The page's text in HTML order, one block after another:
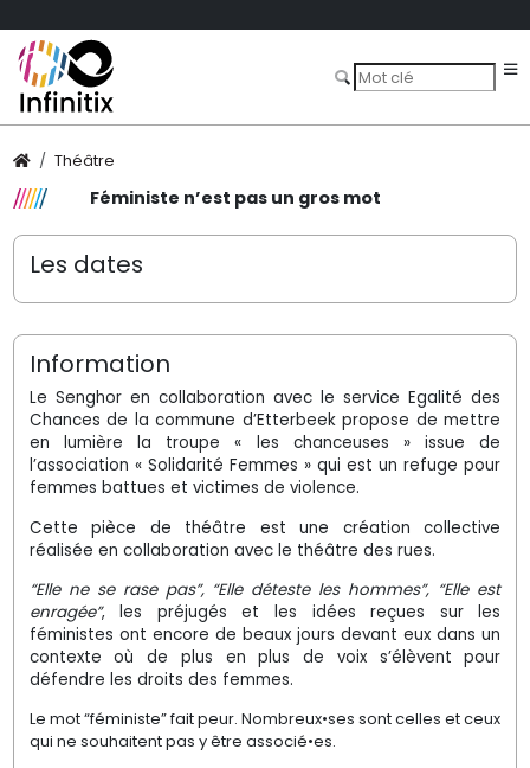
Théâtre
Féministe n’est pas un gros mot
Les dates
Information
Le Senghor en collaboration avec le service Egalité des
Chances de la commune d’Etterbeek propose de mettre
en lumière la troupe « les chanceuses » issue de
l’association « Solidarité Femmes » qui est un refuge pour
femmes battues et victimes de violence.
Cette pièce de théâtre est une création collective
réalisée en collaboration avec le théâtre des rues.
“Elle ne se rase pas”, “Elle déteste les hommes”, “Elle est
enragée”, les préjugés et les idées reçues sur les
féministes ont encore de beaux jours devant eux dans un
contexte où de plus en plus de voix s’élèvent pour
défendre les droits des femmes.
Le mot “féministe” fait peur. Nombreux•ses sont celles et ceux
qui ne souhaitent pas y être associé•es.